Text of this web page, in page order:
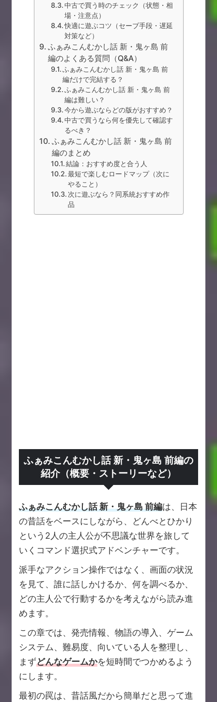
中古で買う時のチェック（状態・相
場・注意点）
快適に遊ぶコツ（セーブ手段・遅延
対策など）
ふぁみこんむかし話 新・鬼ヶ島 前
編のよくある質問（Q&A）
ふぁみこんむかし話 新・鬼ヶ島 前
編だけで完結する？
ふぁみこんむかし話 新・鬼ヶ島 前
編は難しい？
今から遊ぶならどの版がおすすめ？
中古で買うなら何を優先して確認す
るべき？
ふぁみこんむかし話 新・鬼ヶ島 前
編のまとめ
結論：おすすめ度と合う人
最短で楽しむロードマップ（次に
やること）
次に遊ぶなら？同系統おすすめ作
品
ふぁみこんむかし話 新・鬼ヶ島 前編の
紹介（概要・ストーリーなど）
ふぁみこんむかし話 新・鬼ヶ島 前編は、日本
の昔話をベースにしながら、どんべとひかり
という2人の主人公が不思議な世界を旅して
いくコマンド選択式アドベンチャーです。
派手なアクション操作ではなく、画面の状況
を見て、誰に話しかけるか、何を調べるか、
どの主人公で行動するかを考えながら読み進
めます。
この章では、発売情報、物語の導入、ゲーム
システム、難易度、向いている人を整理し、
まずどんなゲームかを短時間でつかめるよう
にします。
最初の罠は、昔話風だから簡単だと思って進